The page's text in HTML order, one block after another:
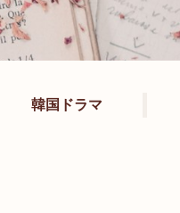
韓国ドラマ